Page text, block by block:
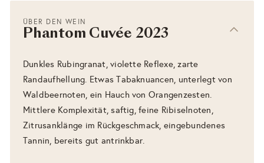
ÜBER DEN WEIN
Phantom Cuvée 2023
Dunkles Rubingranat, violette Reflexe, zarte
Randaufhellung. Etwas Tabaknuancen, unterlegt von
Waldbeernoten, ein Hauch von Orangenzesten.
Mittlere Komplexität, saftig, feine Ribiselnoten,
Zitrusanklänge im Rückgeschmack, eingebundenes
Tannin, bereits gut antrinkbar.